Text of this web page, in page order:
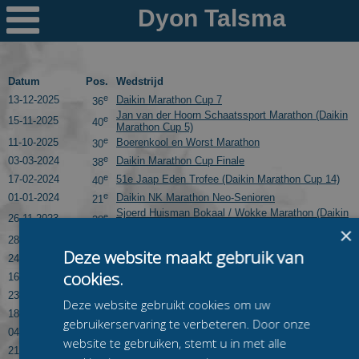

Nieuws
Ploegen
PR's
Schaatspeloton.nl
Datum Pos.
Wedstrijd
13-12-2025
36e
Daikin Marathon Cup 7
15-11-2025
40e
Jan van der Hoorn Schaatssport Marathon (Daikin
Marathon Cup 5)
11-10-2025
30e
Boerenkool en Worst Marathon
03-03-2024
38e
Daikin Marathon Cup Finale
17-02-2024
40e
51e Jaap Eden Trofee (Daikin Marathon Cup 14)
01-01-2024
21e
Daikin NK Marathon Neo-Senioren
26-11-2023
38e
Sjoerd Huisman Bokaal / Wokke Marathon (Daikin
28-10-2023
Vechtsebanen Marathon (Daikin Marathon Cup 2)
24-11-2019
5 e
Noord-Oost Competitie 3
16-02-2019
13 e
KPN NK Junioren B
23-12-2018
18-11-2018
e
Noord-Oost Competitie 3
04-11-2018
e
Noord-Oost Competitie 2
21-10-2018
e
Noord-Oost Competitie 1
×
Deze website maakt gebruik van
cookies.
Deze website gebruikt cookies om uw
gebruikerservaring te verbeteren. Door onze
website te gebruiken, stemt u in met alle